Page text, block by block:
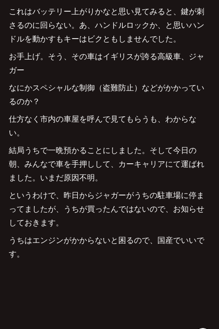
これはバッテリー上がりかなと思い見てみると、鍵が刺
さるのに回らない。あ、ハンドルロックか、と思いハン
ドルを動かすもキーはビクともしませんでした。
お手上げ。そう、その車はイギリスが誇る高級車、ジャ
ガー
なにかスペシャルな制御（盗難防止）などがかかってい
るのか？
仕方なく市内の車屋を呼んで見てもらうも、わからな
い。
結局うちで一晩預かることにしました。そして今日の
朝、みんなで車を手押しして、カーキャリアにて運ばれ
ました。いまだ原因不明。
というわけで、昨日からジャガーがうちの駐車場に停ま
ってましたが、うちが買ったんではないので、お知らせ
しておきます。
うちはエンジンがかからないと困るので、国産でいいで
す。